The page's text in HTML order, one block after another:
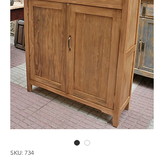
SKU: 734